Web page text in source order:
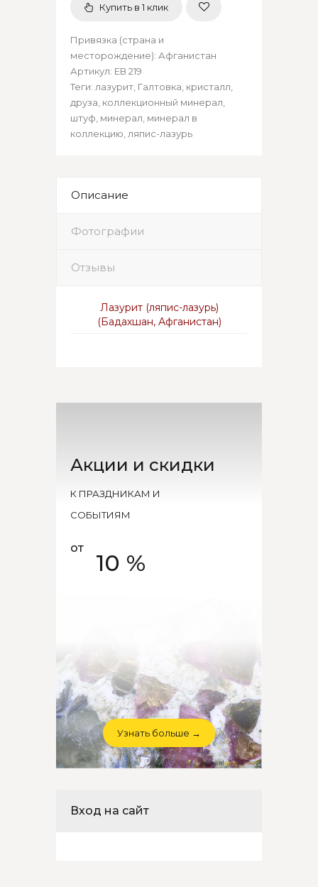
Купить в 1 клик
Привязка (страна и
месторождение): Афганистан
Артикул: ЕВ 219
Теги: лазурит Галтовка кристалл
друза коллекционный минерал
штуф минерал минерал в
коллекцию ляпис-лазурь
Описание
Фотографии
Отзывы
Лазурит (ляпис-лазурь)
(Бадахшан, Афганистан)
Акции и скидки
К ПРАЗДНИКАМ И
СОБЫТИЯМ
от
10 %
Узнать больше →
Вход на сайт